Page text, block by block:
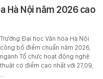
Hà Nội năm 2026 cao
Trường Đại học Văn hóa Hà Nội
công bố điểm chuẩn năm 2026,
ngành Tổ chức hoạt động nghệ
thuật có điểm cao nhất với 27,09,
…